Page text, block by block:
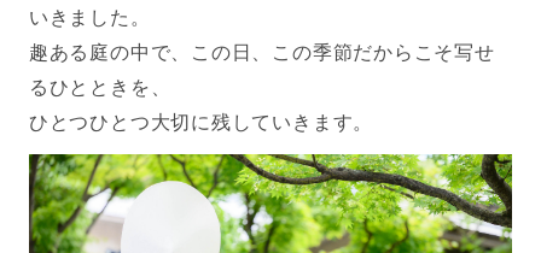
いきました。
趣ある庭の中で、この日、この季節だからこそ写せ
るひとときを、
ひとつひとつ大切に残していきます。